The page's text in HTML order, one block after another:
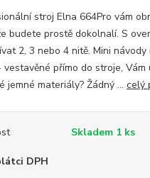
stroj Elna 664Pro vám
budete prostě dokolnalí. S
2, 3 nebo 4 nitě. Mini
přímo do stroje, Vám
jemné materiály? Žádný ... celý
Skladem 1 ks
DPH